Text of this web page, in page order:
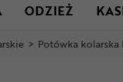
ODZIEŻ
> Potówka